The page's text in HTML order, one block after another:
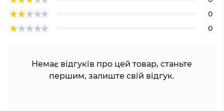
0
0
Немає відгуків про цей товар, станьте
першим, залиште свій відгук.